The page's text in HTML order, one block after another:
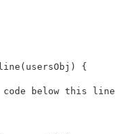
( usersObj ) {
code below this line